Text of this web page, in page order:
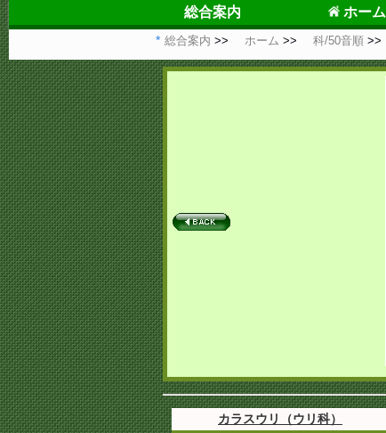
総合案内 ホーム
総合案内 ホーム 科/50音順
カラスウリ（ウリ科）